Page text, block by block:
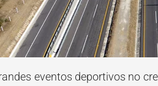
eventos deportivos no